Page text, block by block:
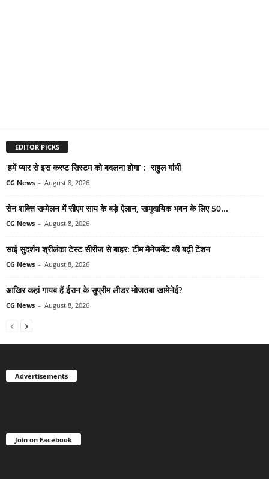
EDITOR PICKS
‘हमें प्यार से इस करप्ट सिस्टम को बदलना होगा’ : राहुल गांधी
CG News - August 8, 2026
सेन शक्ति सम्मेलन में सीएम साय के बड़े ऐलान, सामुदायिक भवन के लिए 50...
CG News - August 8, 2026
साई सुदर्शन श्रीलंका टेस्ट सीरीज से बाहर: टीम मैनेजमेंट की बढ़ी टेंशन
CG News - August 8, 2026
आखिर कहां गायब हैं ईरान के सुप्रीम लीडर मोजतबा खामेनेई?
CG News - August 8, 2026
Advertisements
Join on Facebook